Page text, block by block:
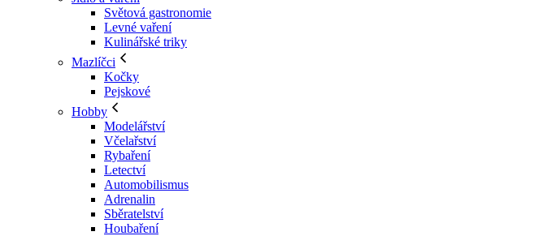
Světová gastronomie
Levné vaření
Kulinářské triky
Mazlíčci
Kočky
Pejskové
Hobby
Modelářství
Včelařství
Rybaření
Letectví
Automobilismus
Adrenalin
Sběratelství
Houbaření